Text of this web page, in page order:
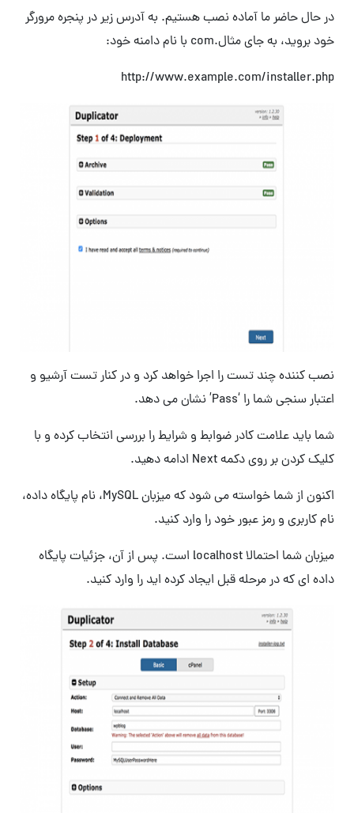
در حال حاضر ما آماده نصب هستیم. به آدرس زیر در پنجره مرورگر
خود بروید، به جای مثال.com با نام دامنه خود:
http://www.example.com/installer.php
نصب کننده چند تست را اجرا خواهد کرد و در کنار تست آرشیو و
اعتبار سنجی شما را ‘Pass’ نشان می دهد.
شما باید علامت کادر ضوابط و شرایط را بررسی انتخاب کرده و با
کلیک کردن بر روی دکمه Next ادامه دهید.
اکنون از شما خواسته می شود که میزبان MySQL، نام پایگاه داده،
نام کاربری و رمز عبور خود را وارد کنید.
میزبان شما احتمالا localhost است. پس از آن، جزئیات پایگاه
داده ای که در مرحله قبل ایجاد کرده اید را وارد کنید.